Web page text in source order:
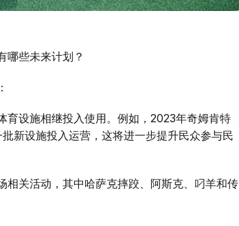
哪些未来计划？
育设施相继投入使用。例如，2023年奇姆肯特
新设施投入运营，这将进一步提升民众参与民
关活动，其中哈萨克摔跤、阿斯克、叼羊和传